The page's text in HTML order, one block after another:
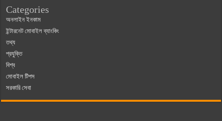
Categories
অনলাইন ইনকাম
ইন্টারনেট মোবাইল ব্যাংকিং
তথ্য
প্রযুক্তি
বিশ্ব
মোবাইল টিপস
সরকারি সেবা